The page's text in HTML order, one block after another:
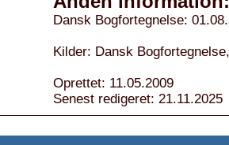
Dansk Bogfortegnelse:
Kilder: Dansk
Oprettet: 11.05.2009
Senest redigeret: 21.11.2025